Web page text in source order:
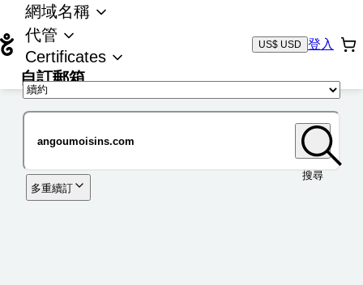
網域名稱
代管
Certificates
自訂郵箱
US$ USD 登入
搜尋
多重續訂